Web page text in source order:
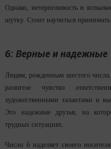
Однако, нетерпеливость и
шутку. Стоит научиться
6: Верные и надежные
Людям, рожденным шестого
развитое чувство
художественными талантами и
Это надежные друзья, на
трудных ситуациях.
Число 6 наделяет своего